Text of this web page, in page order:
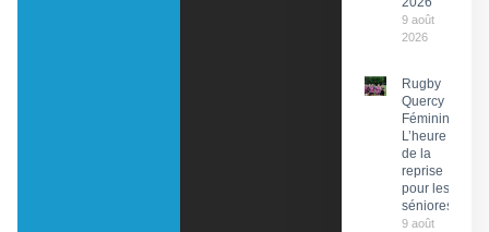
9 août
2026
Rugby
Quercy
Féminin :
L’heure
de la
reprise
pour les
séniores
9 août